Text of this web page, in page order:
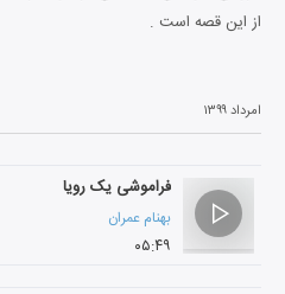
از این قصه است .
امرداد ۱۳۹۹
فراموشی یک رویا
بهنام عمران
۰۵:۴۹